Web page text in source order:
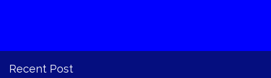
Recent Post